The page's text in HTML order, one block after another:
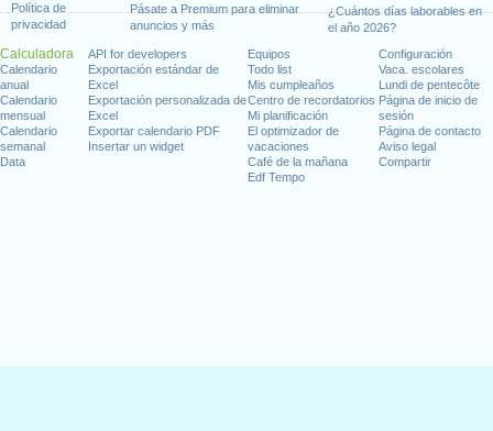
Política de
privacidad
Pásate a Premium para eliminar
anuncios y más
¿Cuántos días laborables en
el año 2026?
Calculadora
Calendario
anual
Calendario
mensual
Calendario
semanal
Data
API for developers
Exportación estándar de
Excel
Exportación personalizada de
Excel
Exportar calendario PDF
Insertar un widget
Equipos
Todo list
Mis cumpleaños
Centro de recordatorios
Mi planificación
El optimizador de
vacaciones
Café de la mañana
Edf Tempo
Configuración
Vaca. escolares
Lundi de pentecôte
Página de inicio de
sesión
Página de contacto
Aviso legal
Compartir